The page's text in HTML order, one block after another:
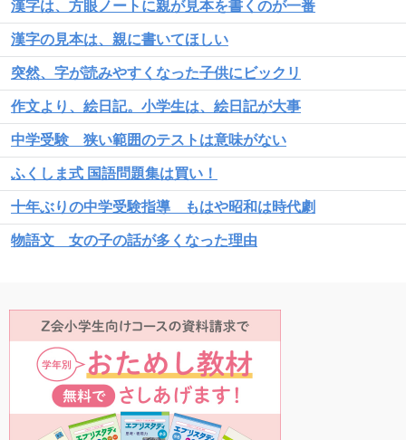
漢字は、方眼ノートに親が見本を書くのが一番
漢字の見本は、親に書いてほしい
突然、字が読みやすくなった子供にビックリ
作文より、絵日記。小学生は、絵日記が大事
中学受験 狭い範囲のテストは意味がない
ふくしま式 国語問題集は買い！
十年ぶりの中学受験指導 もはや昭和は時代劇
物語文 女の子の話が多くなった理由